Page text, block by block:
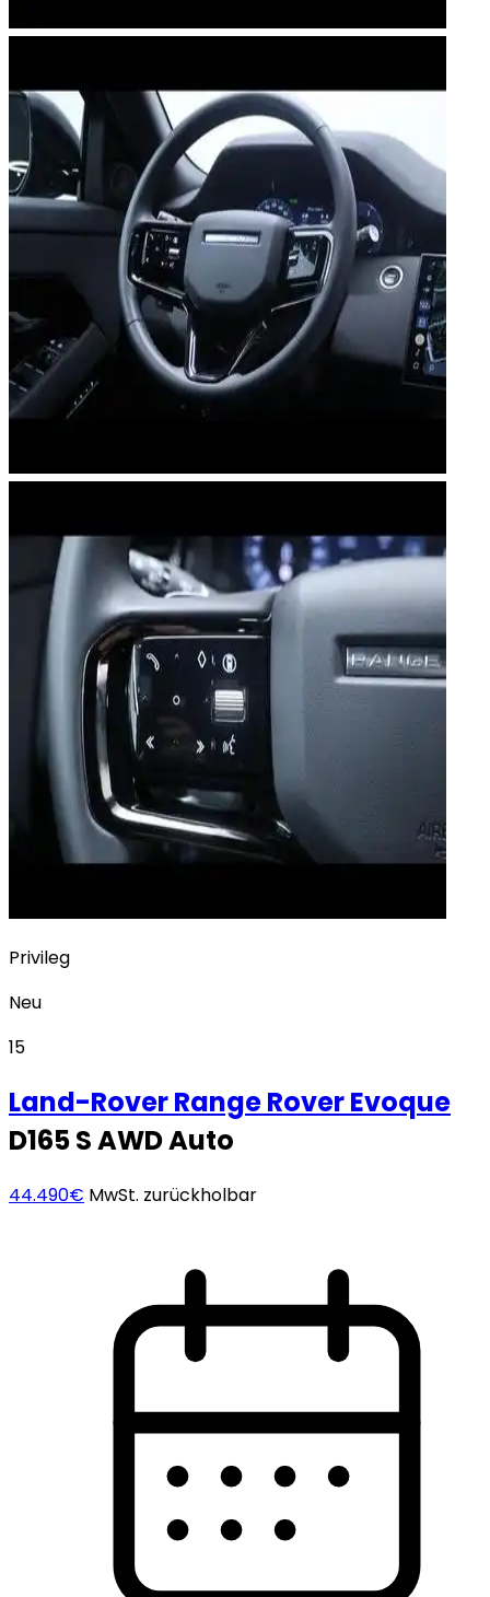
Privileg
Neu
15
Land-RoverRange Rover Evoque
D165 S AWD Auto
44.490€ MwSt. zurückholbar